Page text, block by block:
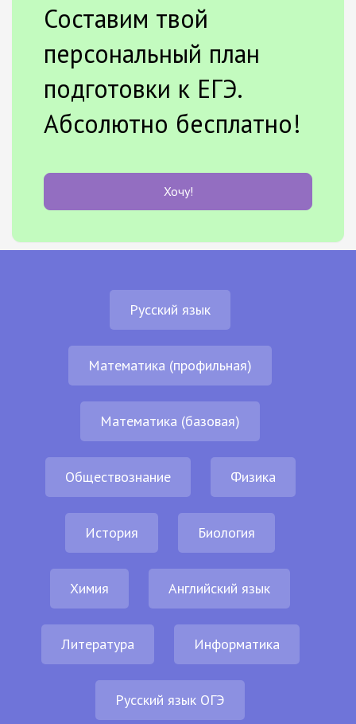
Составим твой
персональный план
подготовки к ЕГЭ.
Абсолютно бесплатно!
Хочу!
Русский язык
Математика (профильная)
Математика (базовая)
Обществознание Физика
История Биология
Химия Английский язык
Литература Информатика
Русский язык ОГЭ